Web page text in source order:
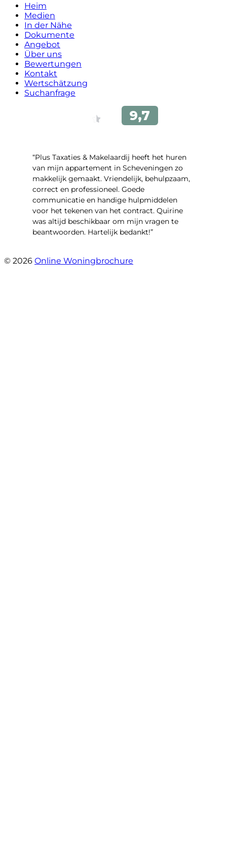
Heim
Medien
In der Nähe
Dokumente
Angebot
Über uns
Bewertungen
Kontakt
Wertschätzung
Suchanfrage
“Plus Taxaties & Makelaardij heeft het huren
van mijn appartement in Scheveningen zo
makkelijk gemaakt. Vriendelijk, behulpzaam,
correct en professioneel. Goede
communicatie en handige hulpmiddelen
voor het tekenen van het contract. Quirine
was altijd beschikbaar om mijn vragen te
beantwoorden. Hartelijk bedankt!”
© 2026 Online Woningbrochure